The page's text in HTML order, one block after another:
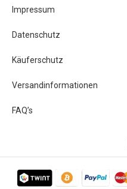
Impressum
Datenschutz
Käuferschutz
Versandinformationen
FAQ’s